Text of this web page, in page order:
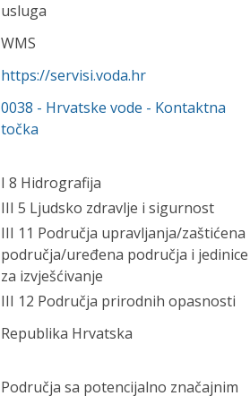
usluga
WMS
https://servisi.voda.hr
0038 - Hrvatske vode - Kontaktna
točka
I 8 Hidrografija
III 5 Ljudsko zdravlje i sigurnost
III 11 Područja upravljanja/zaštićena
područja/uređena područja i jedinice
za izvješćivanje
III 12 Područja prirodnih opasnosti
Republika Hrvatska
Područja sa potencijalno značajnim